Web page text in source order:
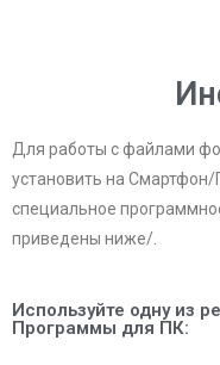
Для работы с файлами
установить на
специальное
приведены ниже/.
Используйте одну из
Программы для ПК: